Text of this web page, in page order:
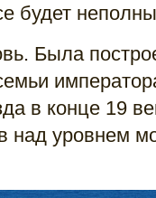
будет
Была
в конце 19
над уровнем